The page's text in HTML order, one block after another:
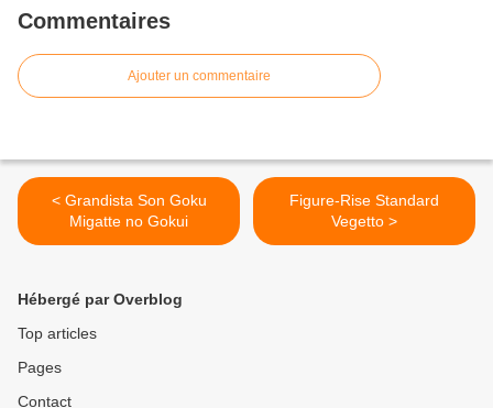
Commentaires
Ajouter un commentaire
< Grandista Son Goku
Migatte no Gokui
Figure-Rise Standard
Vegetto >
Hébergé par Overblog
Top articles
Pages
Contact